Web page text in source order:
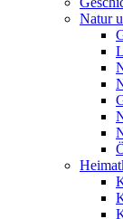
Natur